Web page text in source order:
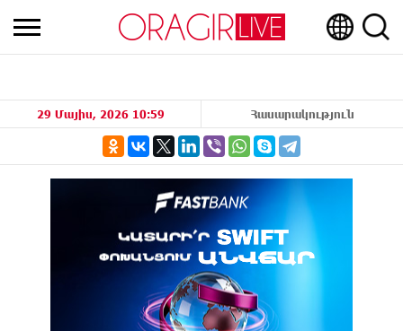
29 Մայիս, 2026 10:59 Հասարակություն